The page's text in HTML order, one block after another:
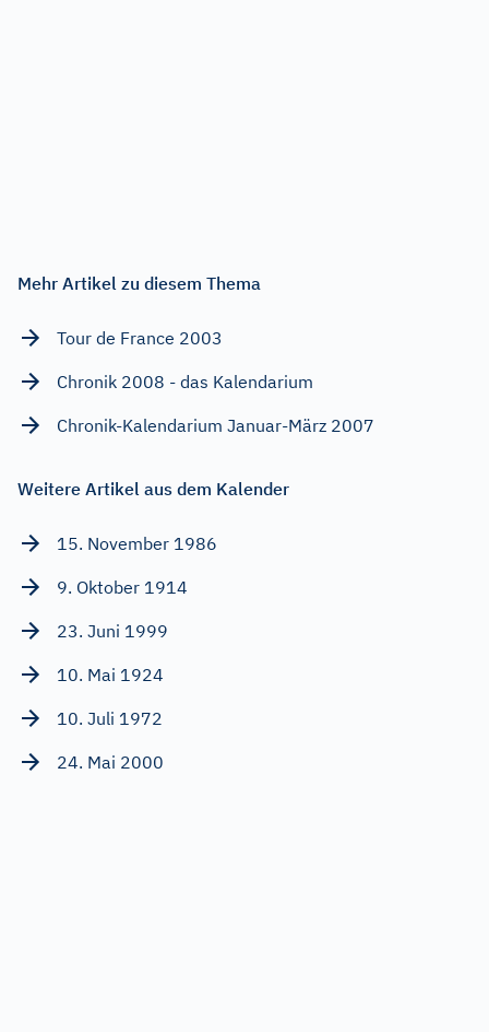
Mehr Artikel zu diesem Thema
Tour de France 2003
Chronik 2008 - das Kalendarium
Chronik-Kalendarium Januar-März 2007
Weitere Artikel aus dem Kalender
15. November 1986
9. Oktober 1914
23. Juni 1999
10. Mai 1924
10. Juli 1972
24. Mai 2000